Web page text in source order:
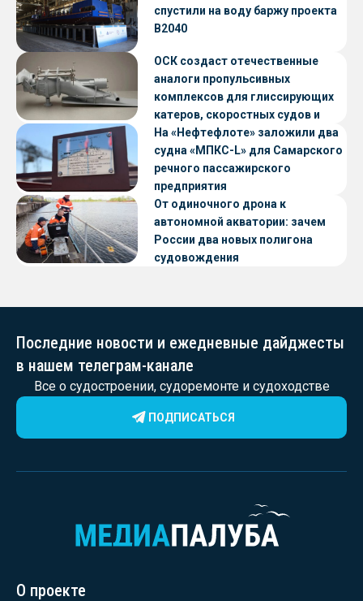
спустили на воду баржу проекта
В2040
ОСК создаст отечественные
аналоги пропульсивных
комплексов для глиссирующих
катеров, скоростных судов и
судов с малой осадкой
На «Нефтефлоте» заложили два
судна «МПКС-L» для Самарского
речного пассажирского
предприятия
От одиночного дрона к
автономной акватории: зачем
России два новых полигона
судовождения
Последние новости и ежедневные дайджесты
в нашем телеграм-канале
Все о судостроении, судоремонте и судоходстве
ПОДПИСАТЬСЯ
О проекте